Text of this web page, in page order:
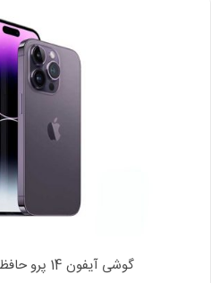
گوشی آیفون 14 پرو حافظه 512 گیگابایت